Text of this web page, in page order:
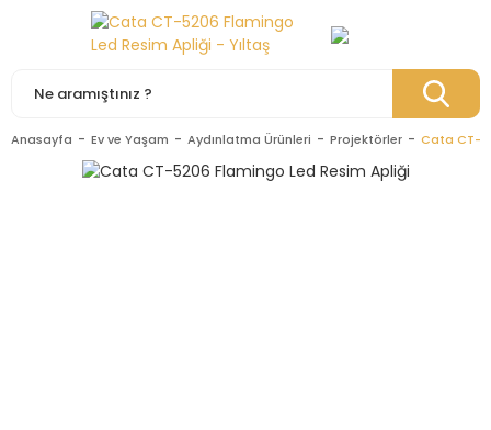
Anasayfa Ev ve Yaşam Aydınlatma Ürünleri Projektörler Cata CT-